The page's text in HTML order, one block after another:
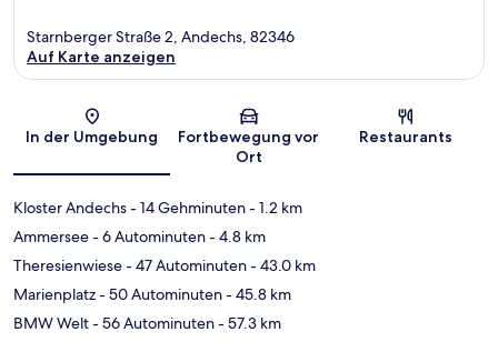
Karte
Starnberger Straße 2, Andechs, 82346
Auf Karte anzeigen
In der Umgebung
Fortbewegung vor
Ort
Restaurants
Kloster Andechs- 14 Gehminuten- 1.2 km
Ammersee- 6 Autominuten- 4.8 km
Theresienwiese- 47 Autominuten- 43.0 km
Marienplatz- 50 Autominuten- 45.8 km
BMW Welt- 56 Autominuten- 57.3 km